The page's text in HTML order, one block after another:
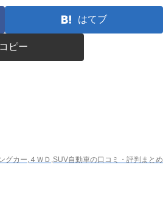
はてブ
コピー
グカー,４ＷＤ,SUV自動車の口コミ・評判まとめ